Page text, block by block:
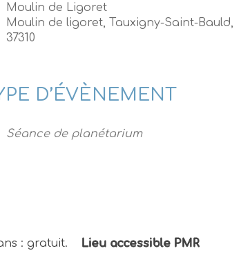
Google iCalendar
Moulin de Ligoret
Moulin de ligoret, Tauxigny-Saint-Bauld,
37310
D’ÉVÈNEMENT
Séance de planétarium
ans : gratuit. Lieu accessible PMR